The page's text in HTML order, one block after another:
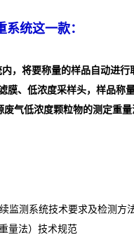
统这一款：
，将要称量的样品自动进
膜、低浓度采样头，样品称
废气低浓度颗粒物的测定重
监测系统技术要求及检测方
量法）技术规范